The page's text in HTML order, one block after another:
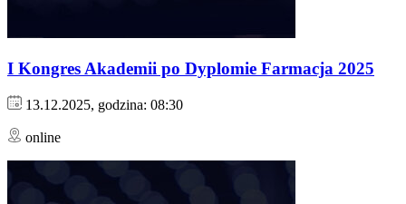
I Kongres Akademii po Dyplomie Farmacja 2025
13.12.2025, godzina: 08:30
online